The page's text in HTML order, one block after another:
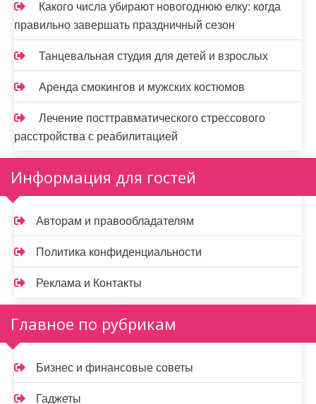
Какого числа убирают новогоднюю елку: когда
правильно завершать праздничный сезон
Танцевальная студия для детей и взрослых
Аренда смокингов и мужских костюмов
Лечение посттравматического стрессового
расстройства с реабилитацией
Информация для гостей
Авторам и правообладателям
Политика конфиденциальности
Реклама и Контакты
Главное по рубрикам
Бизнес и финансовые советы
Гаджеты